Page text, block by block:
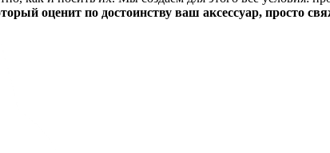
оценит по достоинству ваш аксессуар, просто